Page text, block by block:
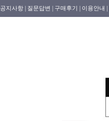
공지사항 | 질문답변 | 구매후기 | 이용안내 |